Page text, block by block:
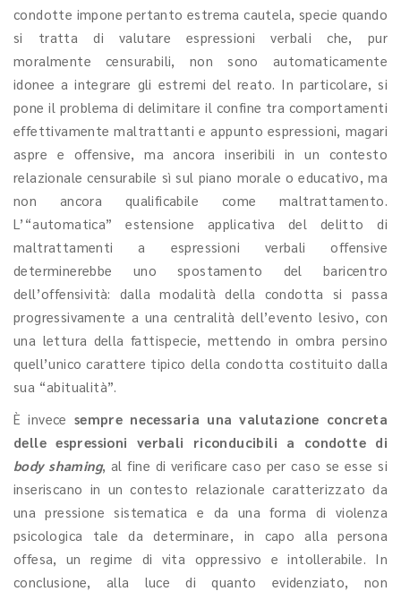
condotte impone pertanto estrema cautela, specie quando
si tratta di valutare espressioni verbali che, pur
moralmente censurabili, non sono automaticamente
idonee a integrare gli estremi del reato. In particolare, si
pone il problema di delimitare il confine tra comportamenti
effettivamente maltrattanti e appunto espressioni, magari
aspre e offensive, ma ancora inseribili in un contesto
relazionale censurabile sì sul piano morale o educativo, ma
non ancora qualificabile come maltrattamento.
L’“automatica” estensione applicativa del delitto di
maltrattamenti a espressioni verbali offensive
determinerebbe uno spostamento del baricentro
dell’offensività: dalla modalità della condotta si passa
progressivamente a una centralità dell’evento lesivo, con
una lettura della fattispecie, mettendo in ombra persino
quell’unico carattere tipico della condotta costituito dalla
sua “abitualità”.
È invece sempre necessaria una valutazione concreta
delle espressioni verbali riconducibili a condotte di
body shaming, al fine di verificare caso per caso se esse si
inseriscano in un contesto relazionale caratterizzato da
una pressione sistematica e da una forma di violenza
psicologica tale da determinare, in capo alla persona
offesa, un regime di vita oppressivo e intollerabile. In
conclusione, alla luce di quanto evidenziato, non